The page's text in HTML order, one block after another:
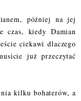
później na jej
czas, kiedy Damian
ciekawi dlaczego
już przeczytać
kilku bohaterów, a